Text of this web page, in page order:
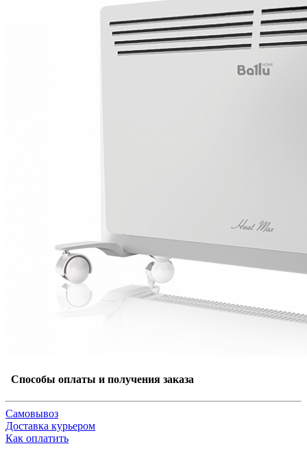
Способы оплаты и получения заказа
Самовывоз
Доставка курьером
Как оплатить